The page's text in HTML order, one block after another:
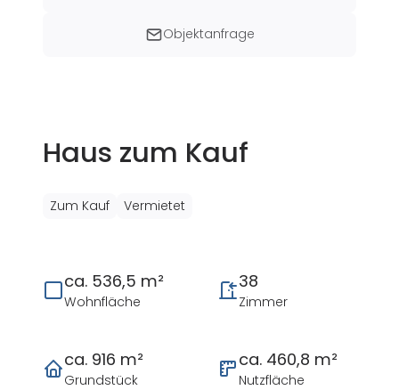
Objektanfrage
Haus zum Kauf
Zum Kauf Vermietet
ca. 536,5 m²
Wohnfläche
38
Zimmer
ca. 916 m²
Grundstück
ca. 460,8 m²
Nutzfläche